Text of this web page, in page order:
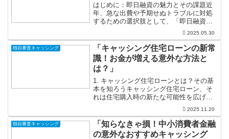
はじめに：即日融資の魅力とその課題近
年、急な出費や予期せぬトラブルに対処
するための選択肢として、「即日融資」
が注目を浴びています。お金が必要なと
きにすぐに手に入るという便利さは、多
くの人々にとって大きな魅力でしょう。
思わぬ医療費や家電の故障...
2025.05.30
独自審査キャッシング
「キャッシング住宅ローンの新常
識！お金が増える意外な方法と
は？」
1. キャッシング住宅ローンとは？その基
本を知ろうキャッシング住宅ローン、そ
れは住宅購入時の新たな可能性を広げる
素晴らしい金融商品です！このローン
は、従来の住宅ローンに加え、キャッシ
ング機能を備えているため、家の購入資
金だけでなく、リフォー...
2025.11.20
独自審査キャッシング
「知らなきゃ損！中小消費者金融
の意外なおすすめキャッシング